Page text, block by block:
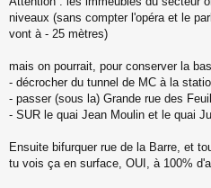
niveaux (sans compter l'opéra et le
vont à - 25 mètres)
mais on pourrait, pour conserver la
- décrocher du tunnel de MC à la
- passer (sous la) Grande rue des
- SUR le quai Jean Moulin et le quai
Ensuite bifurquer rue de la Barre, et
tu vois ça en surface, OUI, à 100%